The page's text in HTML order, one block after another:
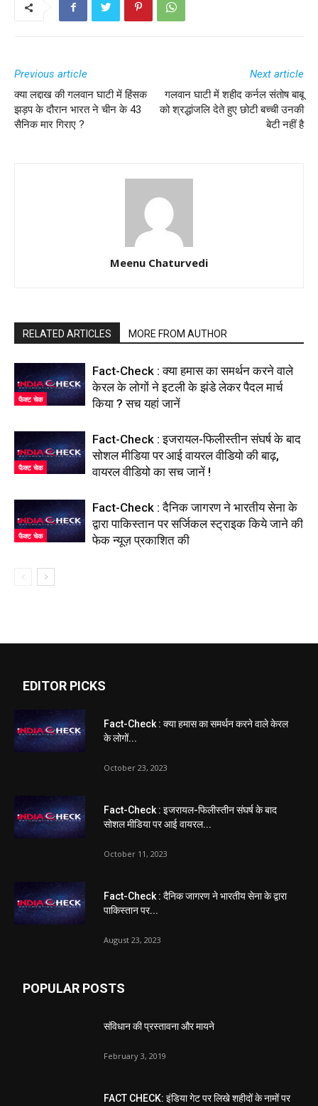
Previous article
क्या लद्दाख की गलवान घाटी में हिंसक
झड़प के दौरान भारत ने चीन के 43
सैनिक मार गिराए ?
Next article
गलवान घाटी में शहीद कर्नल संतोष बाबू
को श्रद्धांजलि देते हुए छोटी बच्ची उनकी
बेटी नहीं है
Meenu Chaturvedi
RELATED ARTICLES MORE FROM AUTHOR
फैक्ट चेक
Fact-Check : क्या हमास का समर्थन करने वाले
केरल के लोगों ने इटली के झंडे लेकर पैदल मार्च
किया ? सच यहां जानें
फैक्ट चेक
Fact-Check : इजरायल-फिलीस्तीन संघर्ष के बाद
सोशल मीडिया पर आई वायरल वीडियो की बाढ़,
वायरल वीडियो का सच जानें !
फैक्ट चेक
Fact-Check : दैनिक जागरण ने भारतीय सेना के
द्वारा पाकिस्तान पर सर्जिकल स्ट्राइक किये जाने की
फेक न्यूज़ प्रकाशित की
EDITOR PICKS
Fact-Check : क्या हमास का समर्थन करने वाले केरल
के लोगों...
October 23, 2023
Fact-Check : इजरायल-फिलीस्तीन संघर्ष के बाद
सोशल मीडिया पर आई वायरल...
October 11, 2023
Fact-Check : दैनिक जागरण ने भारतीय सेना के द्वारा
पाकिस्तान पर...
August 23, 2023
POPULAR POSTS
संविधान की प्रस्तावना और मायने
February 3, 2019
FACT CHECK: इंडिया गेट पर लिखे शहीदों के नामों पर